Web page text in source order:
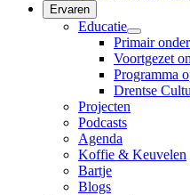
Ervaren
Educatie
Primair
Voortgezet
Programma
Drentse
Projecten
Podcasts
Agenda
Koffie & Keuvelen
Bartje
Blogs